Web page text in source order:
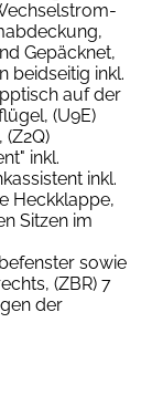
Gepäcknet,
beidseitig inkl.
auf der
(U9E)
inkl.
inkl.
Heckklappe,
Sitzen im
sowie
(ZBR) 7
der